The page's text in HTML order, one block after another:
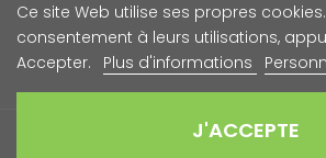
Ce site Web utilise ses propres
consentement à leurs utilisations,
Accepter.
Plus d'informations
J'ACCEPTE